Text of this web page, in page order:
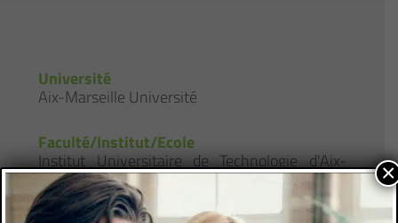
Université
Aix-Marseille Université
Faculté/Institut/Ecole
Institut Universitaire de Technologie d'Aix-
Marseille
×